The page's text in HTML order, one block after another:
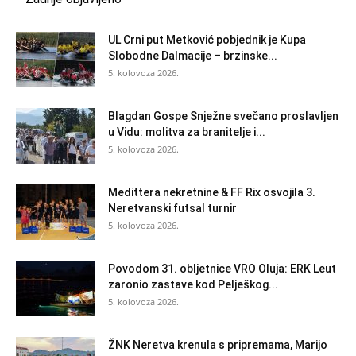
UL Crni put Metković pobjednik je Kupa
Slobodne Dalmacije – brzinske...
5. kolovoza 2026.
Blagdan Gospe Snježne svečano proslavljen
u Vidu: molitva za branitelje i...
5. kolovoza 2026.
Medittera nekretnine & FF Rix osvojila 3.
Neretvanski futsal turnir
5. kolovoza 2026.
Povodom 31. obljetnice VRO Oluja: ERK Leut
zaronio zastave kod Pelješkog...
5. kolovoza 2026.
ŽNK Neretva krenula s pripremama, Marijo